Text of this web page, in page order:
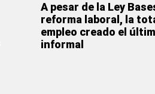
A pesar de la Ley
reforma laboral, la
empleo creado el
informal